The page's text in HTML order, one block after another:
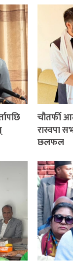
चौतर्फी
रास्वपा
छलफल